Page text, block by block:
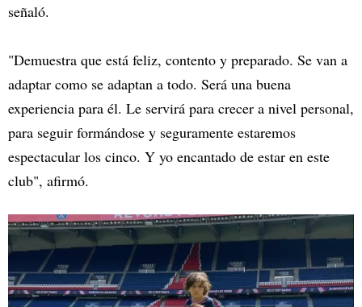
señaló.
"Demuestra que está feliz, contento y preparado. Se van a
adaptar como se adaptan a todo. Será una buena
experiencia para él. Le servirá para crecer a nivel personal,
para seguir formándose y seguramente estaremos
espectacular los cinco. Y yo encantado de estar en este
club", afirmó.